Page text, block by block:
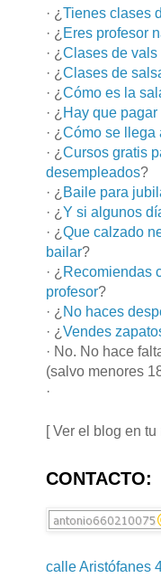
· ¿ Tienes clases
· ¿ Eres profesor
· ¿ Clases de
· ¿ Clases de
· ¿ Cómo es la
· ¿ Hay que
· ¿ Cómo se llega
· ¿ Cursos gratis
desempleados?
· ¿ Baile para
· ¿ Y si algunos
· ¿ Que calzado
bailar?
· ¿ Recomiendas
profesor?
· ¿ No haces
· ¿ Vendes
· No. No hace
(salvo menores
·
[ Ver el blog en tu
CONTACTO:
calle Aristófanes